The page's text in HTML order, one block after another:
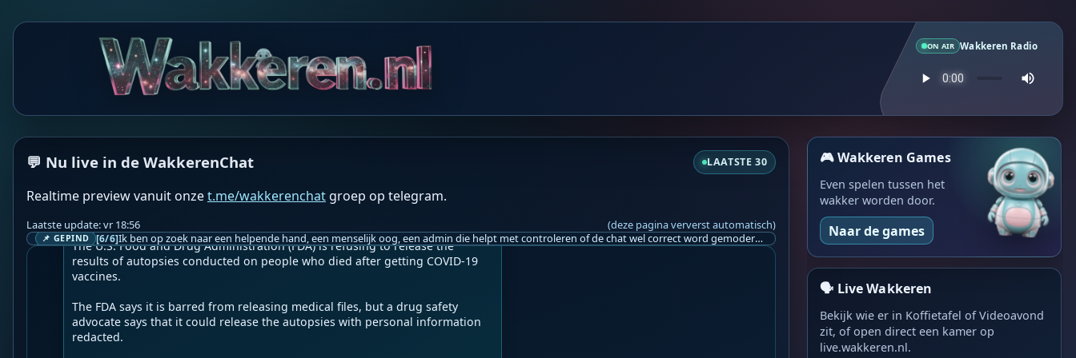
ON AIR Wakkeren Radio
💬 Nu live in de WakkerenChat LAATSTE 30
Realtime preview vanuit onzet.me/wakkerenchat groep op telegram.
Laatste update: vr 18:56 (deze pagina ververst automatisch)
📌 GEPIND [6/6] Ik ben op zoek naar een helpende hand, een menselijk oog, een admin die helpt met controleren of de chat wel correct word gemodereerd word door NoMoSpam. 98% gaat automatisch goed, toch ik dit nooit helemaal loslaten en moet er altijd een mens mee blijven opletten bij elke beslissing die gemaakt word. Waar bestaan de werkzaamheden uit? Mee kijken in admin log kanaal naar alle drugs/porno/scams die voorbij komen en in het geval van een randgevalletje, ingrijpen en b.v. een verwijderd maar wel toegestaan bericht terug plaatsen met een druk op de knop. tsja zo banaal en simpel is het gesteld.. Word je hier blij van? Nee. Strookt het je ego? Nee. Word je er beter van? Nee. Kost het veel tijd? Totaal niet, consistentie en regelmaat is belangrijker dan 'er even voor kunnen gaan zitten'.. het werk is in een paar seconden gepiept.. je checkt puur of AI de juiste beslissing heeft gemaakt.. …
Wakkere Fabels BOT vr 18:56
☀️Coronavirus News☀️
👉FDA Withholding Autopsy Results on People Who Died After Getting COVID
--
The U.S. Food and Drug Administration (FDA) is refusing to release the
results of autopsies conducted on people who died after getting COVID-19
vaccines.
The FDA says it is barred from releasing medical files, but a drug safety
advocate says that it could release the autopsies with personal information
redacted.
🎮 Wakkeren Games
Even spelen tussen het
wakker worden door.
Naar de games
🗣️ Live Wakkeren
Bekijk wie er in Koffietafel of Videoavond
zit, of open direct een kamer op
live.wakkeren.nl.